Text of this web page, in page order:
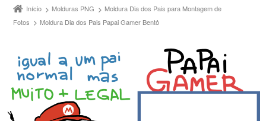
Início Molduras PNG
Moldura Dia dos Pais para Montagem de
Fotos
Moldura Dia dos Pais Papai Gamer Bentô